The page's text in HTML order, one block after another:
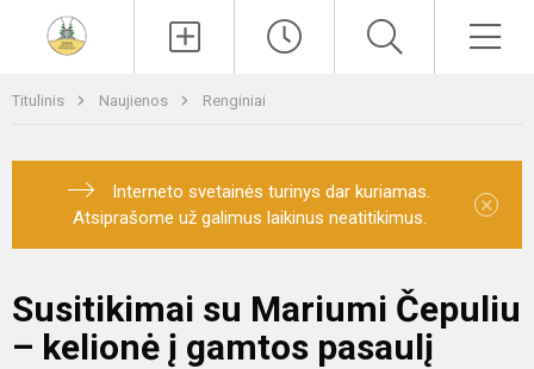
Titulinis Naujienos Renginiai
Interneto svetainės turinys dar kuriamas.
Atsiprašome už galimus laikinus neatitikimus.
×
Susitikimai su Mariumi Čepuliu
– kelionė į gamtos pasaulį